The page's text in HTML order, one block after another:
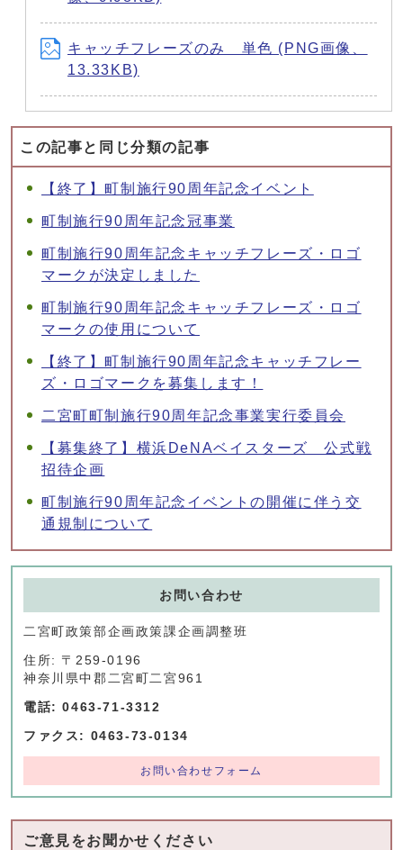
キャッチフレーズのみ 単色 (PNG画像、
13.33KB)
この記事と同じ分類の記事
【終了】町制施行90周年記念イベント
町制施行90周年記念冠事業
町制施行90周年記念キャッチフレーズ・ロゴ
マークが決定しました
町制施行90周年記念キャッチフレーズ・ロゴ
マークの使用について
【終了】町制施行90周年記念キャッチフレー
ズ・ロゴマークを募集します！
二宮町町制施行90周年記念事業実行委員会
【募集終了】横浜DeNAベイスターズ 公式戦
招待企画
町制施行90周年記念イベントの開催に伴う交
通規制について
お問い合わせ
二宮町政策部企画政策課企画調整班
住所: 〒259-0196
神奈川県中郡二宮町二宮961
電話: 0463-71-3312
ファクス: 0463-73-0134
お問い合わせフォーム
ご意見をお聞かせください